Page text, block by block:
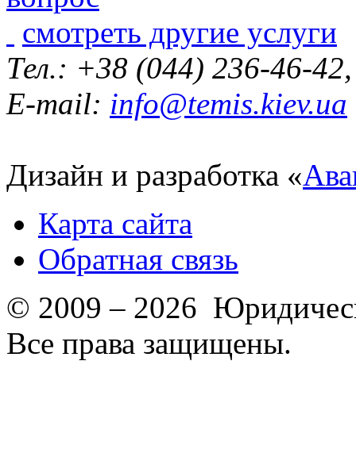
смотреть другие услуги
Тел.: +38 (044) 236-46-
E-mail: info@temis.kiev.ua
Дизайн и разработка «
Карта сайта
Обратная связь
© 2009 – 2026
Все права защищены.